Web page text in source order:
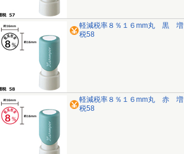
軽減税率８％１６mm丸 黒 増
税58
軽減税率８％１６mm丸 赤 増
税58